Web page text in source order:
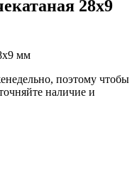
28х9
поэтому чтобы
наличие и